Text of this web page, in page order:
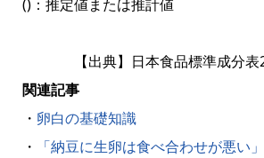
()：推定値または推計値
【出典】日本食品標準成分表
関連記事
・ 卵白の基礎知識
・
「納豆に生卵は食べ合わせが悪い